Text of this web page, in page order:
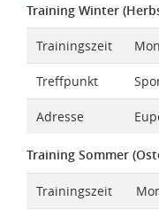
Training Winter
Trainingszeit
Treffpunkt
Adresse
Training Sommer
Trainingszeit